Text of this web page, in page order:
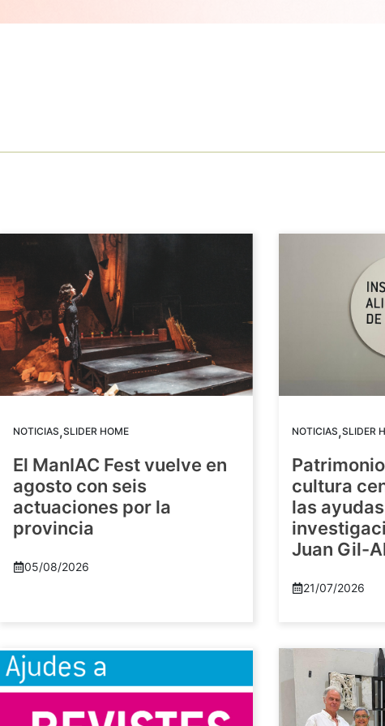
NOTICIAS,SLIDER HOME
El ManIAC Fest vuelve en
agosto con seis
actuaciones por la
provincia
05/08/2026
NOTICIAS,SLIDER
cultura
las
Juan Gil-
21/07/2026